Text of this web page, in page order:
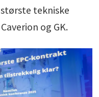
tekniske
og GK.